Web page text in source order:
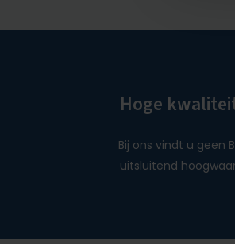
Hoge
Bij ons vindt u geen
uitsluitend